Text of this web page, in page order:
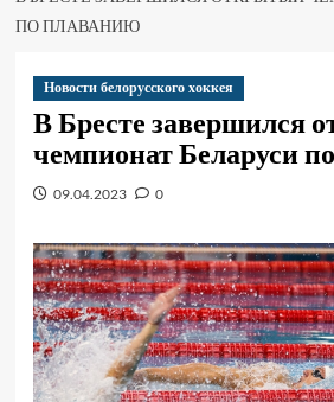
ПО ПЛАВАНИЮ
Новости белорусского хоккея
В Бресте завершился
чемпионат Беларуси
09.04.2023 0